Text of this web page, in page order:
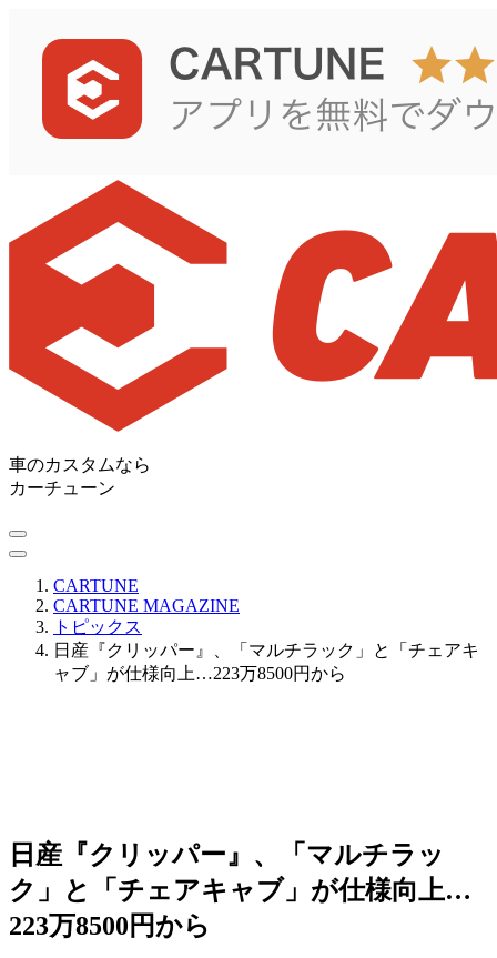
車のカスタムなら
カーチューン
CARTUNE
CARTUNE MAGAZINE
トピックス
日産『クリッパー』、「マルチラック」と「チェアキ
ャブ」が仕様向上…223万8500円から
日産『クリッパー』、「マルチラッ
ク」と「チェアキャブ」が仕様向上…
223万8500円から